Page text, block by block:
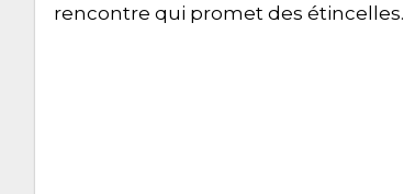
rencontre qui promet des étincelles.